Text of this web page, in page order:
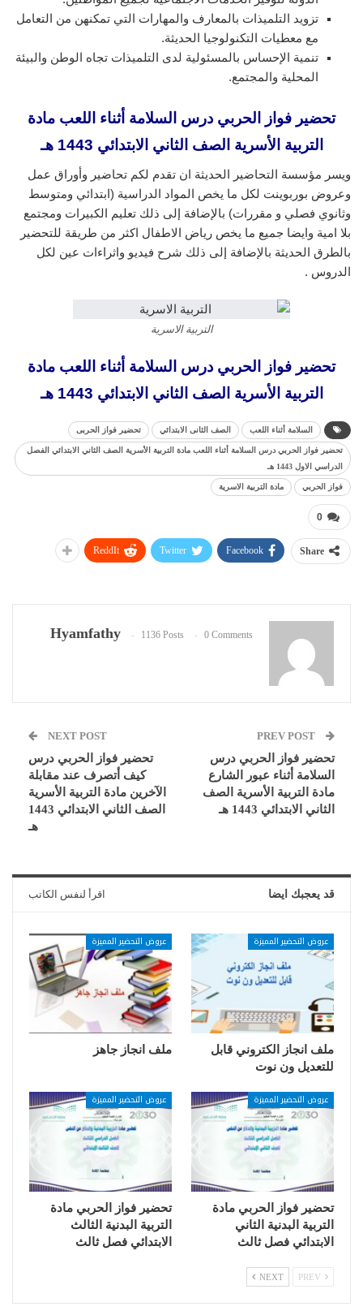
تزويد التلميذات بالمعارف والمهارات التي تمكنهن من التعامل
مع معطيات التكنولوجيا الحديثة.
تنمية الإحساس بالمسئولية لدى التلميذات تجاه الوطن والبيئة
المحلية والمجتمع.
تحضير فواز الحربي درس السلامة أثناء اللعب مادة
التربية الأسرية الصف الثاني الابتدائي 1443 هـ
ويسر مؤسسة التحاضير الحديثة ان تقدم لكم تحاضير وأوراق عمل
وعروض بوربوينت لكل ما يخص المواد الدراسية (ابتدائي ومتوسط
وثانوي فصلي و مقررات) بالإضافة إلى ذلك تعليم الكبيرات ومجتمع
بلا امية وايضا جميع ما يخص رياض الاطفال اكثر من طريقة للتحضير
بالطرق الحديثة بالإضافة إلى ذلك شرح فيديو واثراءات عين لكل
الدروس .
التربية الاسرية
تحضير فواز الحربي درس السلامة أثناء اللعب مادة
التربية الأسرية الصف الثاني الابتدائي 1443 هـ
السلامة أثناء اللعب الصف الثانى الابتدائي تحضير فواز الحربى
تحضير فواز الحربي درس السلامة أثناء اللعب مادة التربية الأسرية الصف الثاني الابتدائي الفصل
الدراسي الاول 1443 هـ
فواز الحربي مادة التربية الاسرية
0
Share
Facebook
Twitter
ReddIt
Hyamfathy 1136 Posts 0 Comments
تحضير فواز الحربي درس
السلامة أثناء عبور الشارع
مادة التربية الأسرية الصف
الثاني الابتدائي 1443 هـ
NEXT POST
تحضير فواز الحربي درس
كيف أتصرف عند مقابلة
الآخرين مادة التربية الأسرية
الصف الثاني الابتدائي 1443
هـ
قد يعجبك ايضا اقرأ لنفس الكاتب
عروض التحضير المميزة
ملف انجاز الكتروني قابل
للتعديل ون نوت
عروض التحضير المميزة
ملف انجاز جاهز
عروض التحضير المميزة
تحضير فواز الحربي مادة
التربية البدنية الثاني
الابتدائي فصل ثالث
عروض التحضير المميزة
تحضير فواز الحربي مادة
التربية البدنية الثالث
الابتدائي فصل ثالث
NEXT